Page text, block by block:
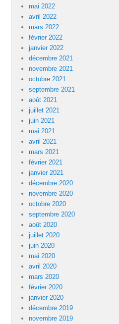
mai 2022
avril 2022
mars 2022
février 2022
janvier 2022
décembre 2021
novembre 2021
octobre 2021
septembre 2021
août 2021
juillet 2021
juin 2021
mai 2021
avril 2021
mars 2021
février 2021
janvier 2021
décembre 2020
novembre 2020
octobre 2020
septembre 2020
août 2020
juillet 2020
juin 2020
mai 2020
avril 2020
mars 2020
février 2020
janvier 2020
décembre 2019
novembre 2019